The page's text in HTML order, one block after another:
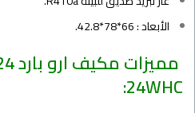
الأبعاد : 66*78*42.8.
24WHC: